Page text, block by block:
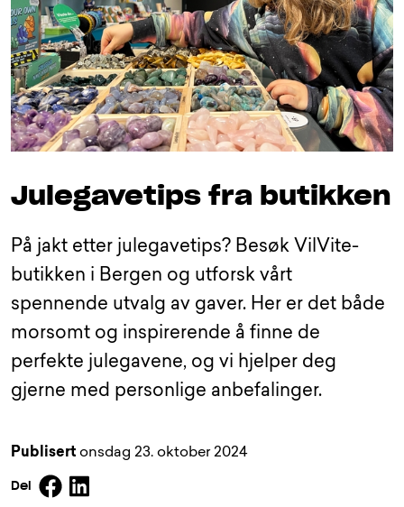
Eiere og styret
Kontakt oss
Julegavetips fra butikken
På jakt etter julegavetips? Besøk VilVite-
butikken i Bergen og utforsk vårt
spennende utvalg av gaver. Her er det både
morsomt og inspirerende å finne de
perfekte julegavene, og vi hjelper deg
gjerne med personlige anbefalinger.
Publisert onsdag 23. oktober 2024
Del Facebook
Linkedin